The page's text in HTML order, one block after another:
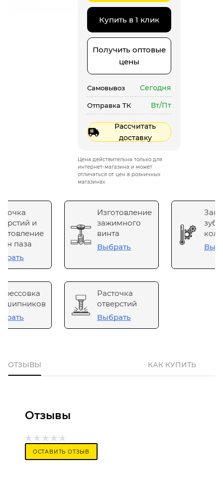
Купить в 1 клик
Получить оптовые
цены
Самовывоз Сегодня
Отправка ТК Вт/Пт
Рассчитать
доставку
Цена действительна только для
интернет-магазина и может
отличаться от цен в розничных
магазинах
и
паза
Изготовление
зажимного
винта
Выбрать
Расточка
отверстий
Выбрать
ОТЗЫВЫ КАК КУПИТЬ
Отзывы
ОСТАВИТЬ ОТЗЫВ